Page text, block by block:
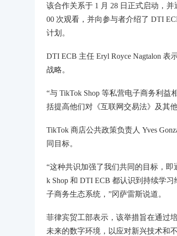
该合作关系于 1 月 28 日正式启动，
00 次观看，并向参与者介绍了 DTI
计划。
DTI ECB 主任 Eryl Royce Nagtalon
战略。
“与 TikTok Shop 等私营电子商务利
括提高他们对《互联网交易法》及其
TikTok 商店公共政策负责人 Yves
同目标。
“这种共识加强了我们共同的目标，
k Shop 和 DTI ECB 都认识到持续学
子商务生态系统，”冈萨雷斯说道。
菲律宾贸工部表示，该举措旨在通过
未来的数字环境，以应对新兴技术和